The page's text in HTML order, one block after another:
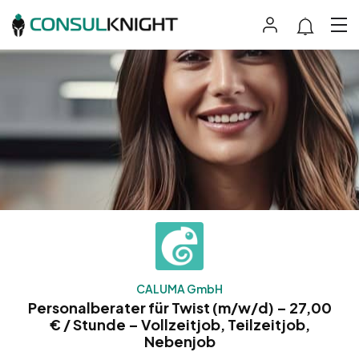
CALUMA GmbH
Personalberater für Twist (m/w/d) – 27,00
€ / Stunde – Vollzeitjob, Teilzeitjob,
Nebenjob